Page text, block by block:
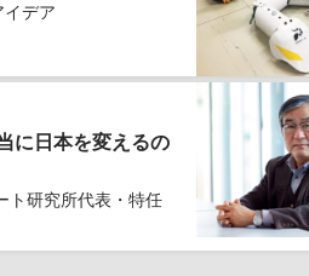
目的の達成に必
容に保つよう努
個人情報の第三者
当社は、お客様
上記ならびに下
前のご同意をい
だいた個人情報
利用目的の
者に委託する
イデア
に日本を変えるの
ト研究所代表・特任